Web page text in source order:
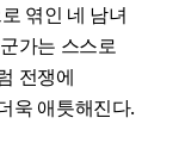
엮인 네 남녀
가는 스스로
전쟁에
욱 애틋해진다.